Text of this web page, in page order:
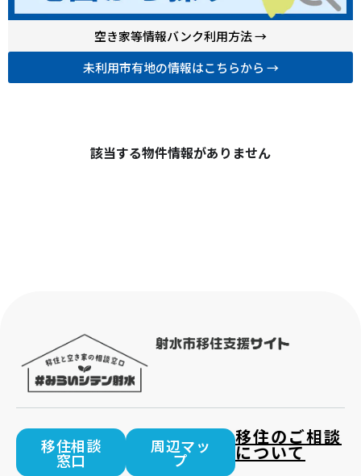
空き家等情報バンク利用方法 →
未利用市有地の情報はこちらから →
該当する物件情報がありません
移住相談
窓口
周辺マッ
プ
移住のご相談
について